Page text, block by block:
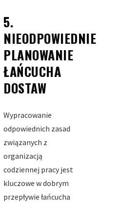
5.
NIEODPOWIEDNIE
PLANOWANIE
ŁAŃCUCHA
DOSTAW
Wypracowanie
odpowiednich zasad
związanych z
organizacją
codziennej pracy jest
kluczowe w dobrym
przepływie łańcucha